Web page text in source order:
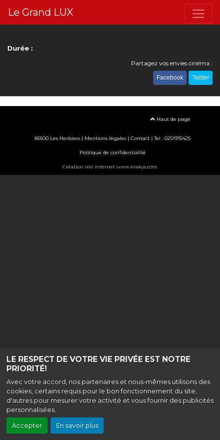
LE RESPECT DE VOTRE VIE PRIVÉE EST NOTRE
PRIORITÉ!
Avec votre accord, nos partenaires et nous-mêmes utilisons des
cookies, certains requis pour le bon fonctionnement du site,
d'autres pour mesurer votre activité et vous fournir des publicités
personnalisées.
Accepter En savoir plus
Le Grand LUX
Durée :
Partagez vos envies cinéma :
Facebook Twitter
Haut de page
85500 Les Herbiers | Mentions légales| Contact| Tel : 0251915425
Politique de confidentialité
Création site internet www.erakys.com